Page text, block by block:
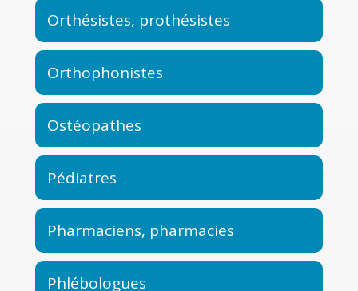
Orthésistes, prothésistes
Orthophonistes
Ostéopathes
Pédiatres
Pharmaciens, pharmacies
Phlébologues